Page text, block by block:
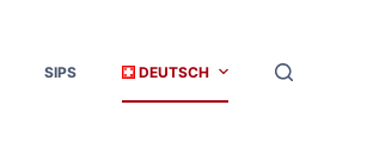
SIPS DEUTSCH